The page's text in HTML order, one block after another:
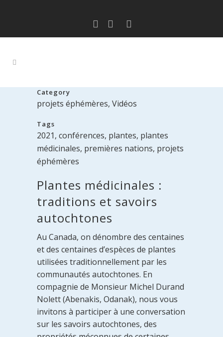
Category
projets éphémères, Vidéos
Tags
2021, conférences, plantes, plantes
médicinales, premières nations, projets
éphémères
Plantes médicinales :
traditions et savoirs
autochtones
Au Canada, on dénombre des centaines
et des centaines d’espèces de plantes
utilisées traditionnellement par les
communautés autochtones. En
compagnie de Monsieur Michel Durand
Nolett (Abenakis, Odanak), nous vous
invitons à participer à une conversation
sur les savoirs autochtones, des